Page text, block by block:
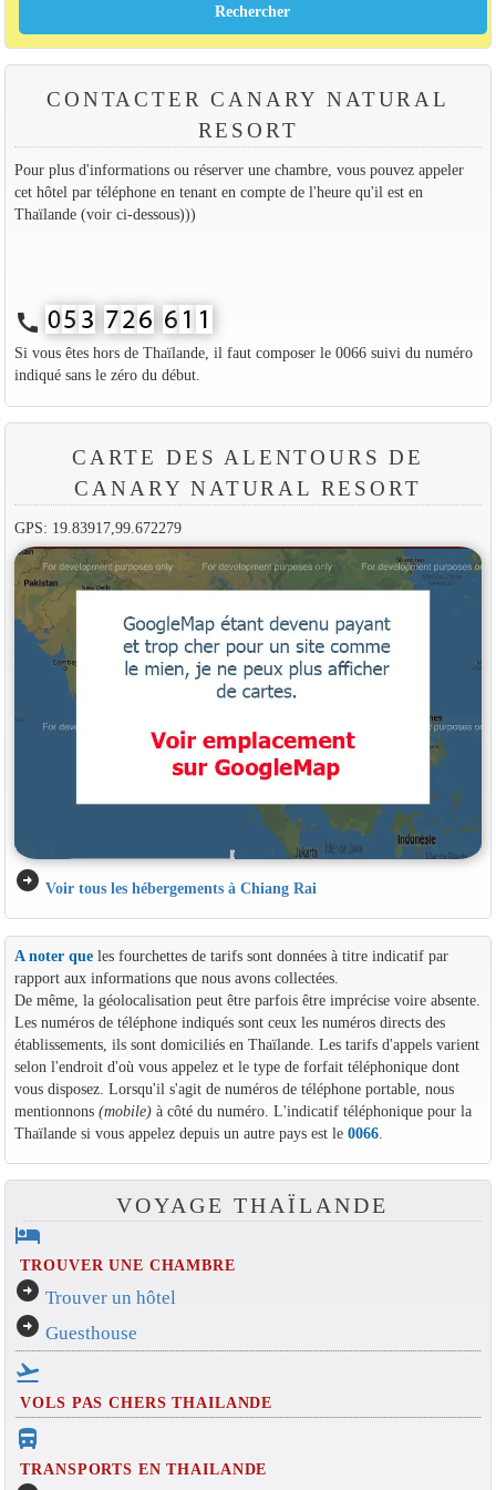
CONTACTER CANARY NATURAL
RESORT
Pour plus d'informations ou réserver une chambre, vous pouvez appeler
cet hôtel par téléphone en tenant en compte de l'heure qu'il est en
Thaïlande (voir ci-dessous)))
call
Si vous êtes hors de Thaïlande, il faut composer le 0066 suivi du numéro
indiqué sans le zéro du début.
CARTE DES ALENTOURS DE
CANARY NATURAL RESORT
GPS: 19.83917,99.672279
arrow_circle_right Voir tous les hébergements à Chiang Rai
A noter queles fourchettes de tarifs sont données à titre indicatif par
rapport aux informations que nous avons collectées.
De même, la géolocalisation peut être parfois être imprécise voire absente.
Les numéros de téléphone indiqués sont ceux les numéros directs des
établissements, ils sont domiciliés en Thaïlande. Les tarifs d'appels varient
selon l'endroit d'où vous appelez et le type de forfait téléphonique dont
vous disposez. Lorsqu'il s'agit de numéros de téléphone portable, nous
mentionnons (mobile)à côté du numéro. L'indicatif téléphonique pour la
Thaïlande si vous appelez depuis un autre pays est le 0066.
VOYAGE THAÏLANDE
hotel
TROUVER UNE CHAMBRE
arrow_circle_right Trouver un hôtel
arrow_circle_right Guesthouse
flight_takeoff
VOLS PAS CHERS THAILANDE
directions_bus_filled
TRANSPORTS EN THAILANDE